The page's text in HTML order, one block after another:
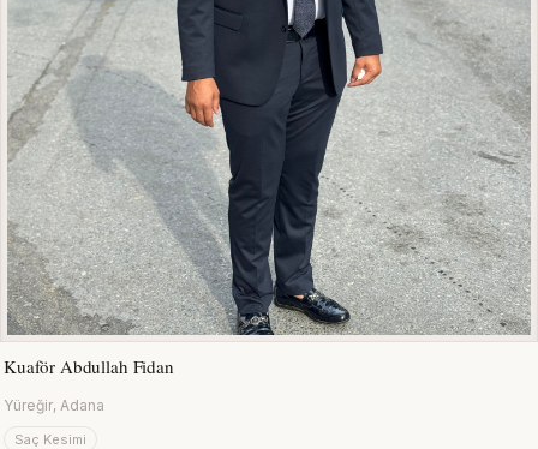
Kuaför Abdullah Fidan
Yüreğir, Adana
Saç Kesimi